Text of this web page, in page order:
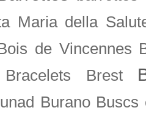
Maria della
de Vincennes
Bracelets Brest
Burano Buscs